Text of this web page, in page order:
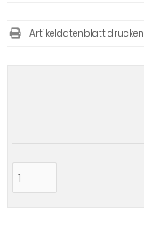
Artikeldatenblatt drucken